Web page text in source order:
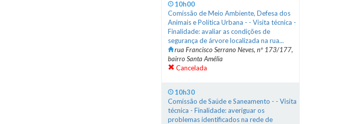
10h00
Comissão de Meio Ambiente, Defesa dos
Animais e Política Urbana - - Visita técnica -
Finalidade: avaliar as condições de
segurança de árvore localizada na rua...
rua Francisco Serrano Neves, nº 173/177,
bairro Santa Amélia
Cancelada
10h30
Comissão de Saúde e Saneamento - - Visita
técnica - Finalidade: averiguar os
problemas identificados na rede de